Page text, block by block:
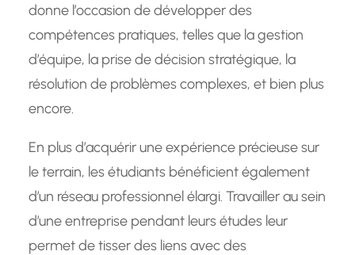
donne l’occasion de développer des
compétences pratiques, telles que la gestion
d’équipe, la prise de décision stratégique, la
résolution de problèmes complexes, et bien plus
encore.
En plus d’acquérir une expérience précieuse sur
le terrain, les étudiants bénéficient également
d’un réseau professionnel élargi. Travailler au sein
d’une entreprise pendant leurs études leur
permet de tisser des liens avec des